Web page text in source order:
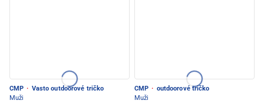
CMP · Vasto outdoorové tričko
Muži
CMP · outdoorové tričko
Muži